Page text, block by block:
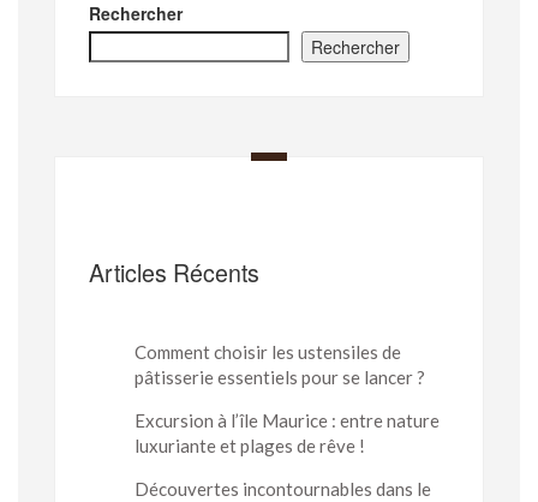
Rechercher
Rechercher
Articles Récents
Comment choisir les ustensiles de
pâtisserie essentiels pour se lancer ?
Excursion à l’île Maurice : entre nature
luxuriante et plages de rêve !
Découvertes incontournables dans le